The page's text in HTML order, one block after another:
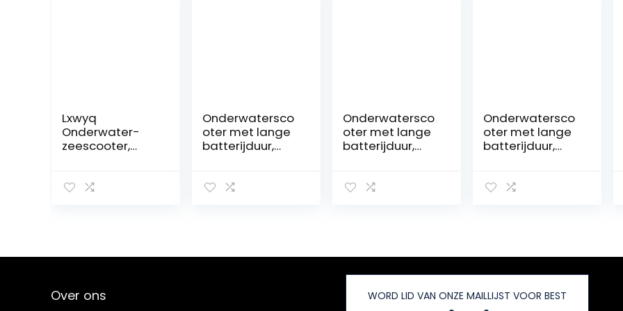
Lxwyq
Onderwater-
zeescooter,
stuwkracht, 30
twee motoren,
Onderwatersco
oter met lange
batterijduur,
ur Borstelloze
Drone
Onderwatersco
oter met lange
batterijduur,
Onderwater
Duikuitrusting
Snorkel Thruster
dragen en te
Onderwatersco
oter met lange
batterijduur,
Boegschroef
Zwevend Vrij
Duiken
Duikuitrusting
Over ons WORD LID VAN ONZE MAILLIJST VOOR BEST